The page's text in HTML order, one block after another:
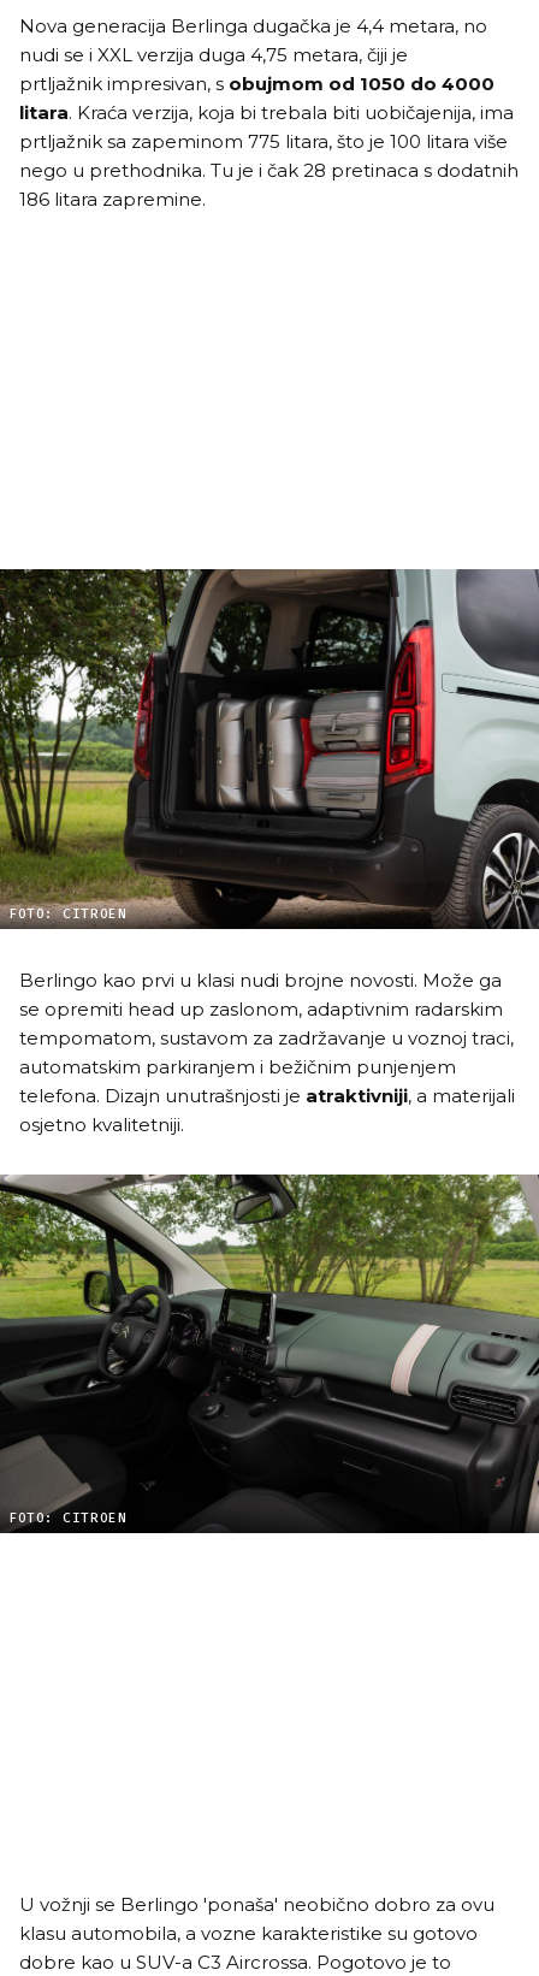
Nova generacija Berlinga dugačka je 4,4 metara, no
nudi se i XXL verzija duga 4,75 metara, čiji je
prtljažnik impresivan, s obujmom od 1050 do 4000
litara. Kraća verzija, koja bi trebala biti uobičajenija, ima
prtljažnik sa zapeminom 775 litara, što je 100 litara više
nego u prethodnika. Tu je i čak 28 pretinaca s dodatnih
186 litara zapremine.
FOTO: CITROEN
Berlingo kao prvi u klasi nudi brojne novosti. Može ga
se opremiti head up zaslonom, adaptivnim radarskim
tempomatom, sustavom za zadržavanje u voznoj traci,
automatskim parkiranjem i bežičnim punjenjem
telefona. Dizajn unutrašnjosti je atraktivniji, a materijali
osjetno kvalitetniji.
FOTO: CITROEN
U vožnji se Berlingo 'ponaša' neobično dobro za ovu
klasu automobila, a vozne karakteristike su gotovo
dobre kao u SUV-a C3 Aircrossa. Pogotovo je to